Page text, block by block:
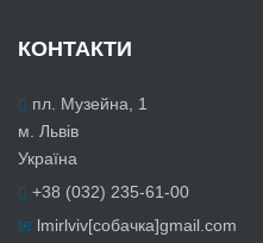
КОНТАКТИ
пл. Музейна, 1
м. Львів
Україна
+38 (032) 235-61-00
lmirlviv[собачка]gmail.com